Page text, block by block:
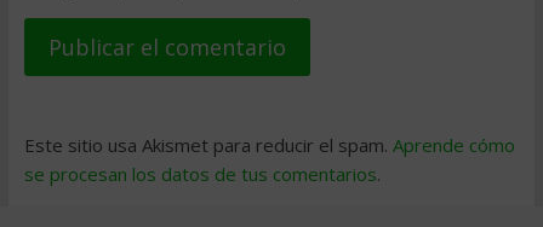
Este sitio usa Akismet para reducir el spam. Aprende cómo
se procesan los datos de tus comentarios.